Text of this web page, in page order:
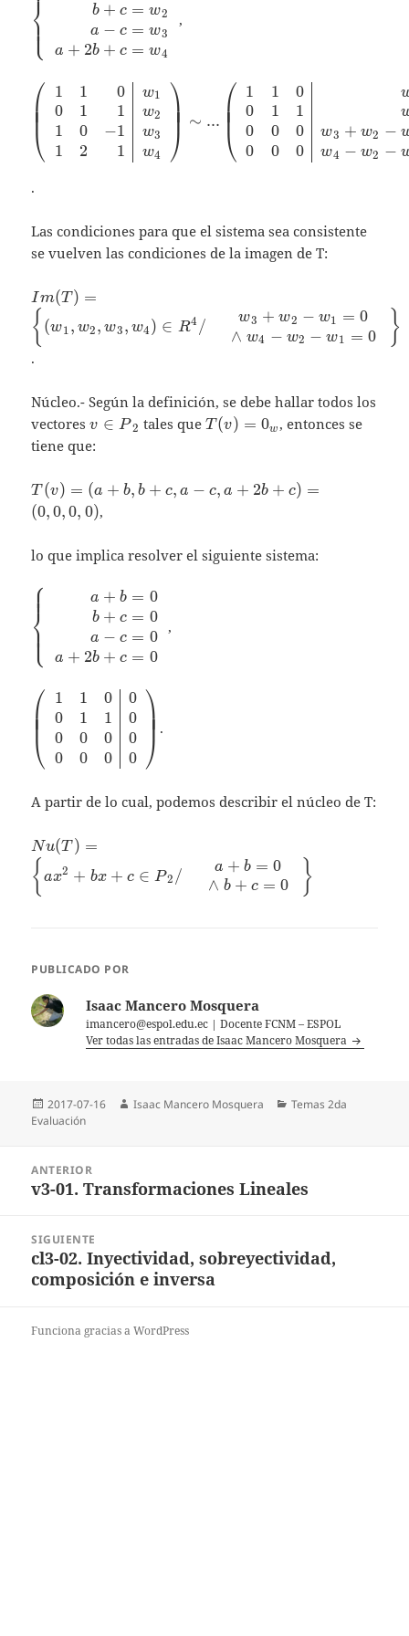
\begin{array}
{rcl} a+b=
{{w}_{1}} \\
b+c=
{{w}_{2}} \\
a-c=
{{w}_{3}} \\
a+2b+c=
{{w}_{4}}
⎩⎪
⎪
⎪
⎨ b + c = w2
a − c = w3
a + 2b + c = w4
,
\left(
⎝
⎜⎜⎜⎛ 1
0
1
1
1
1
0
2
0
1
−1
1
w1
w2
w3
w4 ⎠⎟⎟⎟
⎞ ∼ ...
⎝
⎜⎜⎜⎛ 1
0
0
0
1
1
0
0
0
1
0
0
w3 + w2 −
w4 − w2 −
.
Las condiciones para que el sistema sea consistente
se vuelven las condiciones de la imagen de T:
{Im}(T)=\left\{
{({{w}_{1}},{{w}_{2}},
{{w}_{3}},{{w}_{4}})\in
{{R}^{4}}}/{\begin{array}
& \wedge \text{ }
{{w}_{4}}-{{w}_{2}}-
{{w}_{1}}=0
Im(T ) =
{ (w1 , w2 , w3 , w4 ) ∈ R4 / w3 + w2 − w1 = 0
∧ w4 − w2 − w1 = 0 }
.
Núcleo.- Según la definición, se debe hallar todos los
vectoresv\in
{{P}_{2}}
v ∈ P 2 tales que T(v)=
T (v) = 0w , entonces se
tiene que:
T(v)=
(a+b,b+c,a-
c,a+2b+c)=
(0,0,0,0)
T (v) = (a + b, b + c, a − c, a + 2b + c) =
(0, 0, 0, 0),
lo que implica resolver el siguiente sistema:
\left\{
\begin{array}
{rcl} a+b=
{0} \\ b+c=
{0} \\ a-c=
{0} \\
a+2b+c={0}
\end{array}
\right.
⎩⎪
⎪
⎪
⎨⎪
⎪
⎪
⎧ a + b = 0
b + c = 0
a − c = 0
a + 2b + c = 0
,
\left(
\begin{array}
{rrr|r} 1 & 1
& 0 & 0 \\ 0
& 1 & 1 & 0
\\ 0 & 0 & 0
& 0 \\ 0 & 0
& 0 & 0
\end{array}
\right)
⎝
⎜⎜⎜⎛ 1
0
0
0
1
1
0
0
0
1
0
0
0
0
0
0 ⎠⎟⎟⎟
⎞ .
A partir de lo cual, podemos describir el núcleo de T:
Nu(T)=\left\{
{a{{x}^{2}}+bx+c\in
{{P}_{2}}}/{\begin{array}
{r} & a+b=0 \\ & \wedge
Nu(T ) =
{ax2 + bx + c ∈ P2 / a + b = 0
∧ b + c = 0 }
PUBLICADO POR
Isaac Mancero Mosquera
imancero@espol.edu.ec | Docente FCNM – ESPOL
Ver todas las entradas de Isaac Mancero Mosquera
Publicado
el
2017-07-16 Autor
Isaac Mancero Mosquera Categorías
Temas 2da
Evaluación
entradas
ANTERIOR
Entrada
v3-01. Transformaciones Lineales
SIGUIENTE
Entrada
siguiente:
cl3-02. Inyectividad, sobreyectividad,
composición e inversa
Funciona gracias a WordPress